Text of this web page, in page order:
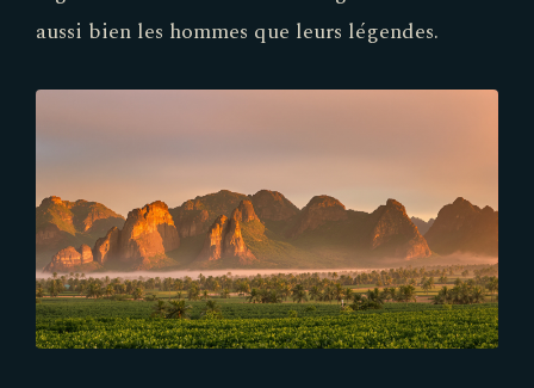
aussi bien les hommes que leurs légendes.